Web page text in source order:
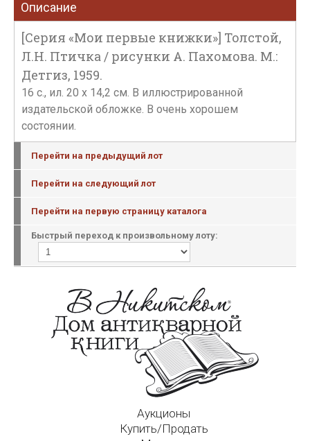
Описание
[Серия «Мои первые книжки»] Толстой,
Л.Н. Птичка / рисунки А. Пахомова. М.:
Детгиз, 1959.
16 с., ил. 20 х 14,2 см. В иллюстрированной
издательской обложке. В очень хорошем
состоянии.
Перейти на предыдущий лот
Перейти на следующий лот
Перейти на первую страницу каталога
Быстрый переход к произвольному лоту:
Аукционы
Купить/Продать